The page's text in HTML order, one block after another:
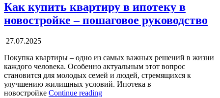
Как купить квартиру в ипотеку в
новостройке – пошаговое руководство
27.07.2025
Покупка квартиры – одно из самых важных решений в жизни
каждого человека. Особенно актуальным этот вопрос
становится для молодых семей и людей, стремящихся к
улучшению жилищных условий. Ипотека в
новостройке Continue reading